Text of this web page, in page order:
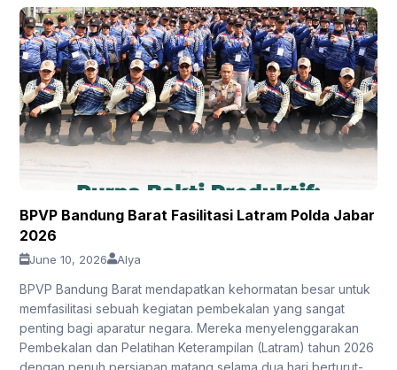
BPVP Bandung Barat Fasilitasi Latram Polda Jabar
2026
June 10, 2026 Alya
BPVP Bandung Barat mendapatkan kehormatan besar untuk
memfasilitasi sebuah kegiatan pembekalan yang sangat
penting bagi aparatur negara. Mereka menyelenggarakan
Pembekalan dan Pelatihan Keterampilan (Latram) tahun 2026
dengan penuh persiapan matang selama dua hari berturut-